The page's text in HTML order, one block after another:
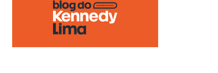
p k